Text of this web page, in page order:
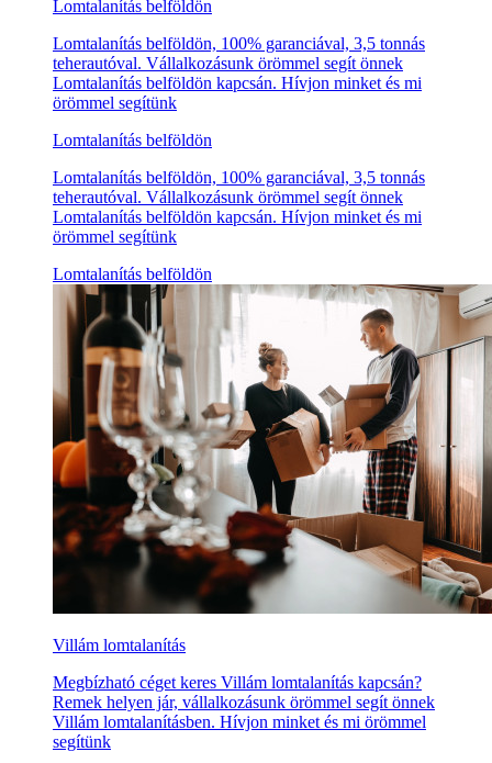
Lomtalanítás belföldön
Lomtalanítás belföldön, 100% garanciával, 3,5 tonnás
teherautóval. Vállalkozásunk örömmel segít önnek
Lomtalanítás belföldön kapcsán. Hívjon minket és mi
örömmel segítünk
Lomtalanítás belföldön
Lomtalanítás belföldön, 100% garanciával, 3,5 tonnás
teherautóval. Vállalkozásunk örömmel segít önnek
Lomtalanítás belföldön kapcsán. Hívjon minket és mi
örömmel segítünk
Lomtalanítás belföldön
Villám lomtalanítás
Megbízható céget keres Villám lomtalanítás kapcsán?
Remek helyen jár, vállalkozásunk örömmel segít önnek
Villám lomtalanításben. Hívjon minket és mi örömmel
segítünk